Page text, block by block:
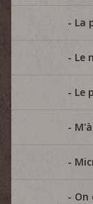
La
Le
Le
On